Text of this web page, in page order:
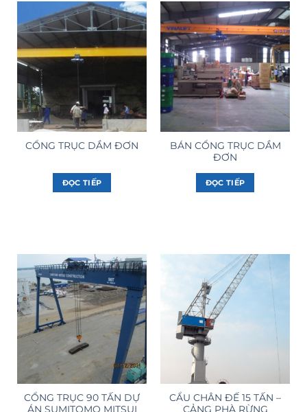
CỔNG TRỤC DẦM ĐƠN
ĐỌC TIẾP
BÁN CỔNG TRỤC DẦM
ĐƠN
ĐỌC TIẾP
CỔNG TRỤC 90 TẤN DỰ
ÁN SUMITOMO MITSUI
CẨU CHÂN ĐẾ 15 TẤN –
CẢNG PHÀ RỪNG